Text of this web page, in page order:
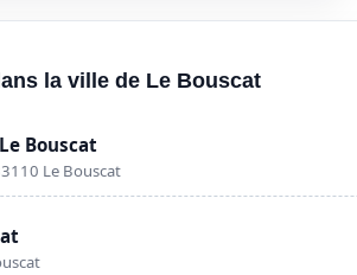
la ville de Le Bouscat
Bouscat
Le Bouscat